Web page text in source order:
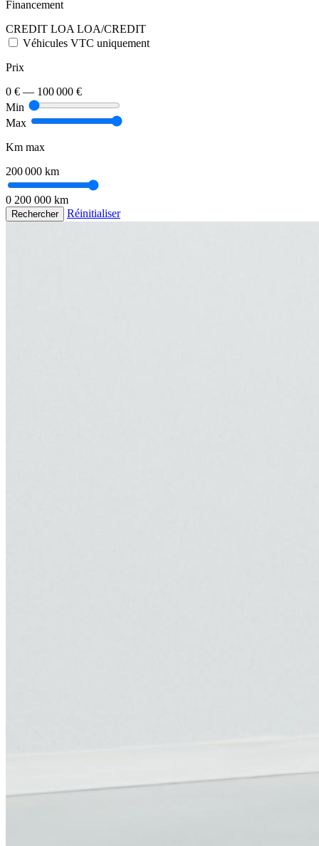
Financement
CREDIT LOA LOA/CREDIT
Véhicules VTC uniquement
Prix
0 € — 100 000 €
Min
Max
Km max
200 000 km
0 200 000 km
Rechercher Réinitialiser